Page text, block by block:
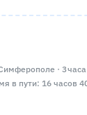
· 3
в пути: 16 часов